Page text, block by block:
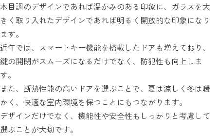
木目調のデザインであれば温かみのある印象に、ガラスを大
きく取り入れたデザインであれば明るく開放的な印象になり
ます。
近年では、スマートキー機能を搭載したドアも増えており、
鍵の開閉がスムーズになるだけでなく、防犯性も向上しま
す。
また、断熱性能の高いドアを選ぶことで、夏は涼しく冬は暖
かく、快適な室内環境を保つことにもつながります。
デザインだけでなく、機能性や安全性もしっかりと考慮して
選ぶことが大切です。